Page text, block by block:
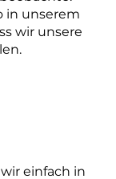
in unserem
wir unsere
einfach in